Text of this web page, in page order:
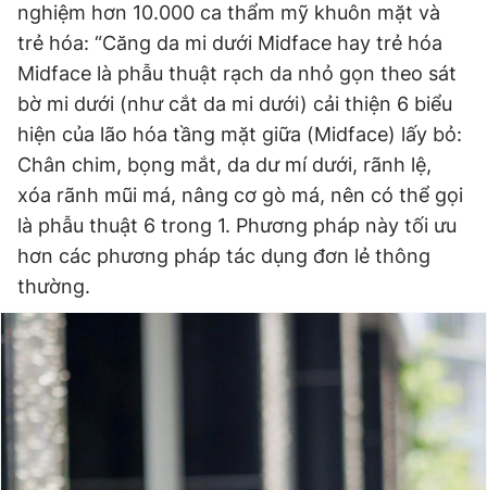
Đọc Thanh Niên trên điện thoại
Theo dõi báo trên
Hotline
0906 645 777
Liên hệ quảng cáo
Đặt báo Chính sách bảo
Tổng biên tập: Nguyễn Ngọc Toàn
Phó tổng biên tập thường trực: Hải Thành
Phó tổng biên tập: Lâm Hiếu Dũng
Phó tổng biên tập: Trần Việt Hưng
Tổng thư ký tòa soạn: Đức Trung
nghiệm hơn 10.000 ca thẩm mỹ khuôn mặt và
trẻ hóa: “Căng da mi dưới Midface hay trẻ hóa
Midface là phẫu thuật rạch da nhỏ gọn theo sát
bờ mi dưới (như cắt da mi dưới) cải thiện 6 biểu
hiện của lão hóa tầng mặt giữa (Midface) lấy bỏ:
Chân chim, bọng mắt, da dư mí dưới, rãnh lệ,
xóa rãnh mũi má, nâng cơ gò má, nên có thể gọi
là phẫu thuật 6 trong 1. Phương pháp này tối ưu
hơn các phương pháp tác dụng đơn lẻ thông
thường.